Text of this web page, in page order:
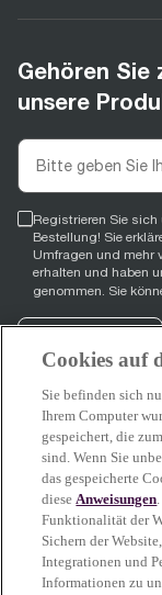
Gehören Sie
unsere
Registrieren Sie sich
Bestellung! Sie
Umfragen und mehr
erhalten und haben
genommen. Sie
Registrieren
Facebook
opens in new tab)
YouTube
(opens in
(
Sage Service
Cookies auf
Sie befinden sich
Ihrem Computer
gespeichert, die
sind. Wenn Sie
das gespeicherte
dieseAnweisungen
Funktionalität der
Sichern der
Integrationen und
Informationen zu